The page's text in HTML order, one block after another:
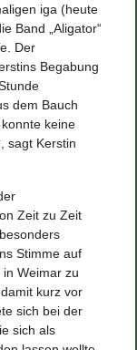
iga (heute
Band „Aligator“
Der
Begabung
dem Bauch
keine
sagt Kerstin
Zeit zu Zeit
Stimme auf
Weimar zu
kurz vor
sich bei der
sich als